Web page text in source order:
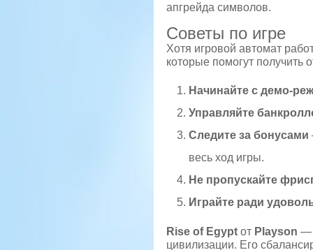
апгрейда символов.
Советы по игре
Хотя игровой автомат
которые помогут получить
Начинайте с демо-
Управляйте
Следите за бонусами
весь ход игры.
Не пропускайте
Играйте ради
Rise of Egypt от Playson —
цивилизации. Его